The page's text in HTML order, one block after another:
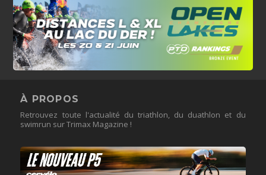
À PROPOS
Retrouvez toute l'actualité du triathlon, du duathlon et du
swimrun sur Trimax Magazine !